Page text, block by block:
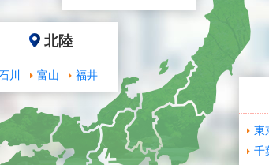
東
千
北陸
川 富山 福井